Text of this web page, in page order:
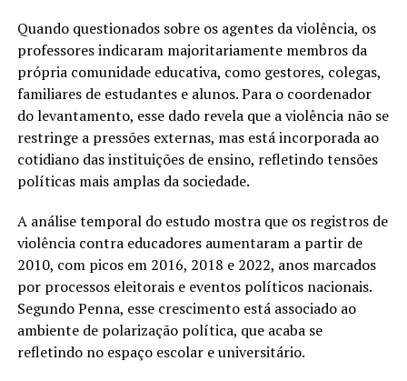
Quando questionados sobre os agentes da violência, os
professores indicaram majoritariamente membros da
própria comunidade educativa, como gestores, colegas,
familiares de estudantes e alunos. Para o coordenador
do levantamento, esse dado revela que a violência não se
restringe a pressões externas, mas está incorporada ao
cotidiano das instituições de ensino, refletindo tensões
políticas mais amplas da sociedade.
A análise temporal do estudo mostra que os registros de
violência contra educadores aumentaram a partir de
2010, com picos em 2016, 2018 e 2022, anos marcados
por processos eleitorais e eventos políticos nacionais.
Segundo Penna, esse crescimento está associado ao
ambiente de polarização política, que acaba se
refletindo no espaço escolar e universitário.